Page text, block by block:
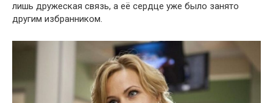
лишь дружеская связь, а её сердце уже было занято
другим избранником.